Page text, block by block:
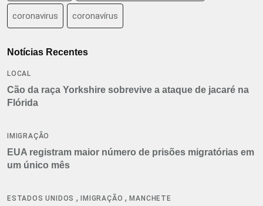
coronavirus coronavírus
Notícias Recentes
LOCAL
Cão da raça Yorkshire sobrevive a ataque de jacaré na
Flórida
IMIGRAÇÃO
EUA registram maior número de prisões migratórias em
um único mês
ESTADOS UNIDOS ,IMIGRAÇÃO ,MANCHETE